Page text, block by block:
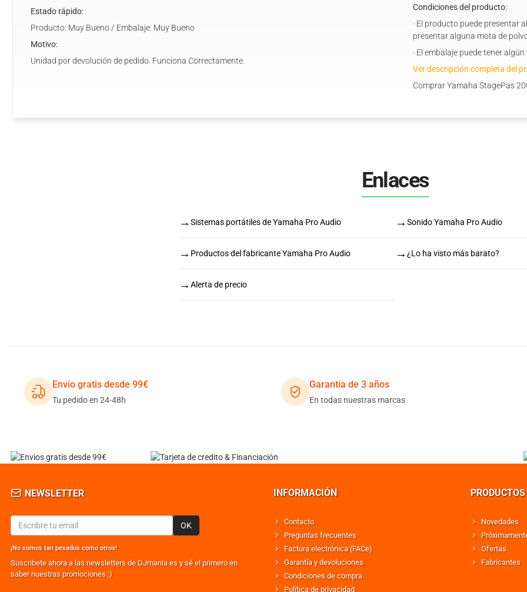
Estado rápido:
Producto: Muy Bueno / Embalaje: Muy Bueno
Motivo:
Unidad por devolución de pedido. Funciona Correctamente.
Condiciones del producto:
· El producto puede presentar
presentar alguna mota de
· El embalaje puede tener
Ver descripción completa del
Comprar Yamaha StagePas
Enlaces
→ Sistemas portátiles de Yamaha Pro Audio → Sonido Yamaha Pro Audio
→ Productos del fabricante Yamaha Pro Audio → ¿Lo ha visto más barato?
→ Alerta de precio
Envío gratis desde 99€
Tu pedido en 24-48h
Garantía de 3 años
En todas nuestras marcas
NEWSLETTER
OK
¡No somos tan pesados como otros!
Suscribete ahora a las newsletters de DJmania.es y sé el primero en
saber nuestras promociones ;)
INFORMACIÓN
Contacto
Preguntas frecuentes
Factura electrónica (FACe)
Garantía y devoluciones
Condiciones de compra
Política de privacidad
PRODUCTOS
Novedades
Ofertas
Fabricantes